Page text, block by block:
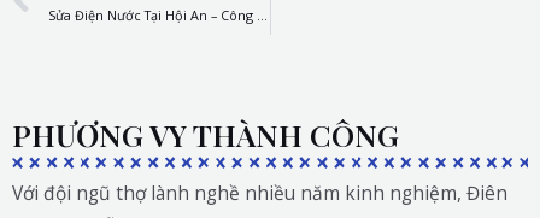
Sửa Điện Nước Tại Hội An – Công Ty Thành Công
PHƯƠNG VY THÀNH CÔNG
Với đội ngũ thợ lành nghề nhiều năm kinh nghiệm, Điên